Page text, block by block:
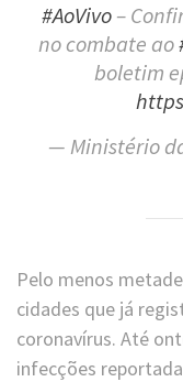
#AoVivo–
no combate ao
boletim
— Ministério
Pelo menos
cidades que já
coronavírus. Até
infecções